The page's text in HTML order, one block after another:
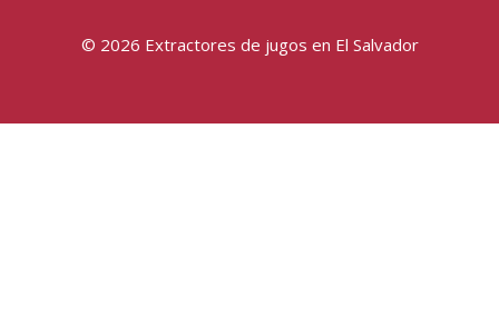
© 2026 Extractores de jugos en El Salvador